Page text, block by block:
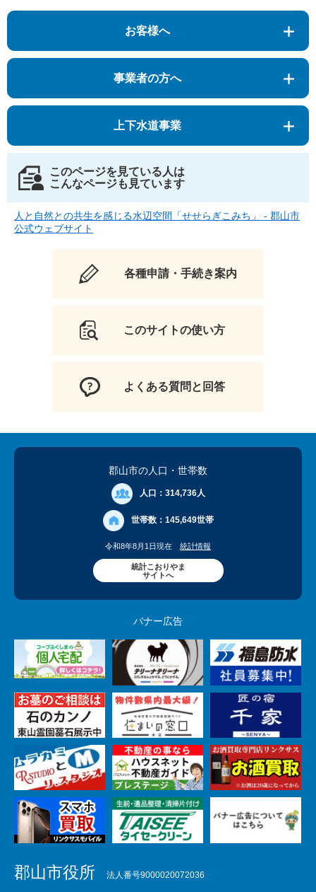
お客様へ
事業者の方へ
上下水道事業
このページを見ている人は
こんなページも見ています
人と自然との共生を感じる水辺空間「せせらぎこみち」 - 郡山市
公式ウェブサイト
各種申請・手続き案内
このサイトの使い方
よくある質問と回答
郡山市の人口 ・世帯数
人口： 314,736人
世帯数： 145,649世帯
令和8年8月1日現在 統計情報
統計こおりやま
サイトへ
バナー広告
郡山市役所 法人番号9000020072036